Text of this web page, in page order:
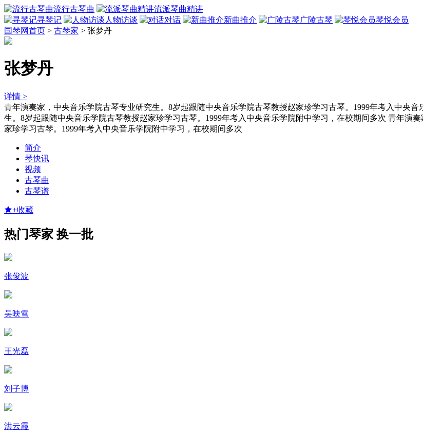
流行古琴曲
流派琴曲精讲
寻琴记
人物访谈 对话 新曲推介 广陵古琴
琴悦会员
国琴网首页 > 古琴家 > 张梦丹
张梦丹
详情 >
青年演奏家，中央音乐学院古琴专业研究生。8岁起跟随中央音乐学院古琴教授赵家珍学习古琴。1999年考入中央
生。8岁起跟随中央音乐学院古琴教授赵家珍学习古琴。1999年考入中央音乐学院附中学习，在校期间多次 青年演
家珍学习古琴。1999年考入中央音乐学院附中学习，在校期间多次
简介
琴快讯
视频
古琴曲
古琴谱
+收藏
热门琴家换一批
张俊波
吴映雪
王光磊
刘子博
洪云霞